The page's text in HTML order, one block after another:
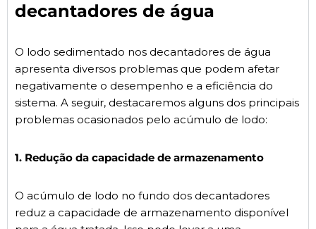
decantadores de água
O lodo sedimentado nos decantadores de água
apresenta diversos problemas que podem afetar
negativamente o desempenho e a eficiência do
sistema. A seguir, destacaremos alguns dos principais
problemas ocasionados pelo acúmulo de lodo:
1. Redução da capacidade de armazenamento
O acúmulo de lodo no fundo dos decantadores
reduz a capacidade de armazenamento disponível